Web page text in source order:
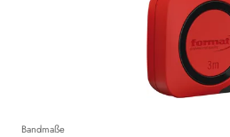
Bandmaße